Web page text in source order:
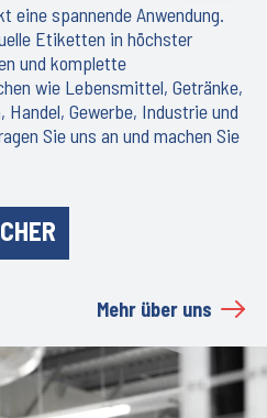
spannende Anwendung.
Etiketten in höchster
und komplette
wie Lebensmittel, Getränke,
Handel, Gewerbe, Industrie und
Sie uns an und machen Sie
Mehr über uns